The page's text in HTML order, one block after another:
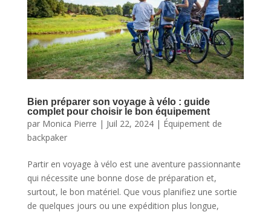
Bien préparer son voyage à vélo : guide
complet pour choisir le bon équipement
par Monica Pierre | Juil 22, 2024| Équipement de
backpaker
Partir en voyage à vélo est une aventure passionnante
qui nécessite une bonne dose de préparation et,
surtout, le bon matériel. Que vous planifiez une sortie
de quelques jours ou une expédition plus longue,